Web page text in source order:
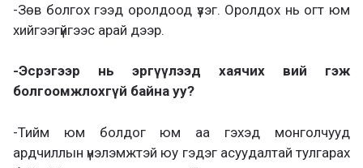
-Зөв болгох гээд оролдоод үзэг. Оролдох нь огт юм
хийгээгүйгээс арай дээр.
-Эсрэгээр нь эргүүлээд хаячих вий гэж
болгоомжлохгүй байна уу?
-Тийм юм болдог юм аа гэхэд монголчууд
ардчиллын үнэлэмжтэй юу гэдэг асуудалтай тулгарах